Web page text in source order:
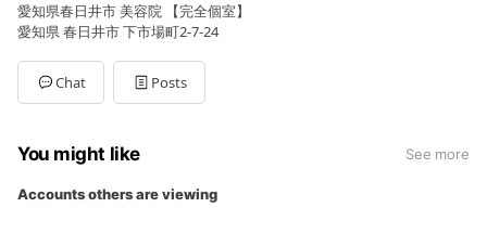
愛知県春日井市 美容院 【完全個室】
愛知県 春日井市 下市場町2-7-24
Chat Posts
You might like See more
Accounts others are viewing